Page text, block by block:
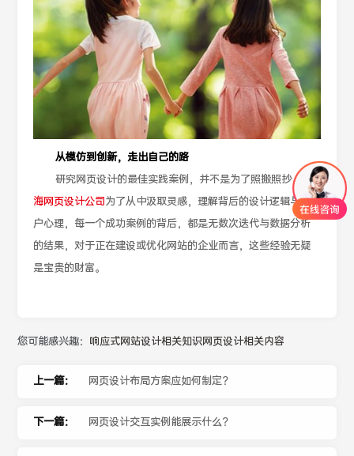
从模仿到创新，走出自己的路
研究网页设计的最佳实践案例，并不是为了照搬照抄，
上
海网页设计公司为了从中汲取灵感，理解背后的设计逻辑与用
户心理，每一个成功案例的背后，都是无数次迭代与数据分析
的结果，对于正在建设或优化网站的企业而言，这些经验无疑
是宝贵的财富。
您可能感兴趣： 响应式网站设计相关知识网页设计相关内容
上一篇： 网页设计布局方案应如何制定？
下一篇： 网页设计交互实例能展示什么？